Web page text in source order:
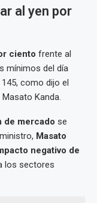
al yen por
ciento frente al
mínimos del día
como dijo el
Kanda.
de mercado se
Masato
negativo de
los sectores